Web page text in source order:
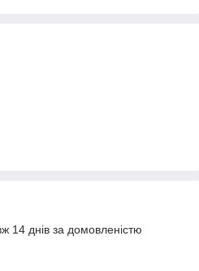
14 днів за домовленістю